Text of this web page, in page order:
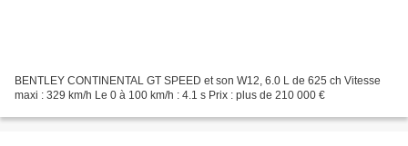
BENTLEY CONTINENTAL GT SPEED et son W12, 6.0 L de 625 ch Vitesse
maxi : 329 km/h Le 0 à 100 km/h : 4.1 s Prix : plus de 210 000 €